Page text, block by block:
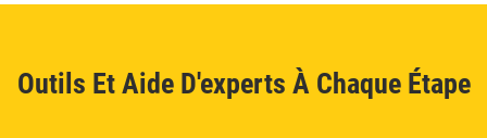
Outils Et Aide D'experts À Chaque Étape